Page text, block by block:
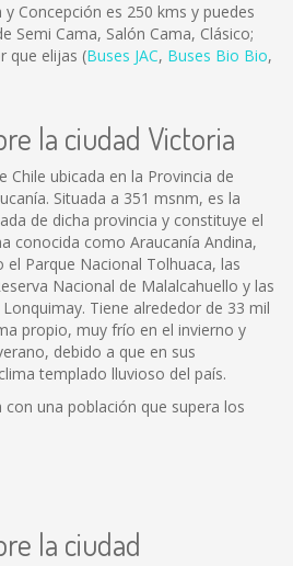
Concepción es 250 kms y puedes
Semi Cama, Salón Cama, Clásico;
que elijas (Buses JAC, Buses Bio Bio,
la ciudad Victoria
Chile ubicada en la Provincia de
Situada a 351 msnm, es la
de dicha provincia y constituye el
conocida como Araucanía Andina,
Parque Nacional Tolhuaca, las
Nacional de Malalcahuello y las
Tiene alrededor de 33 mil
propio, muy frío en el invierno y
debido a que en sus
templado lluvioso del país.
una población que supera los
la ciudad